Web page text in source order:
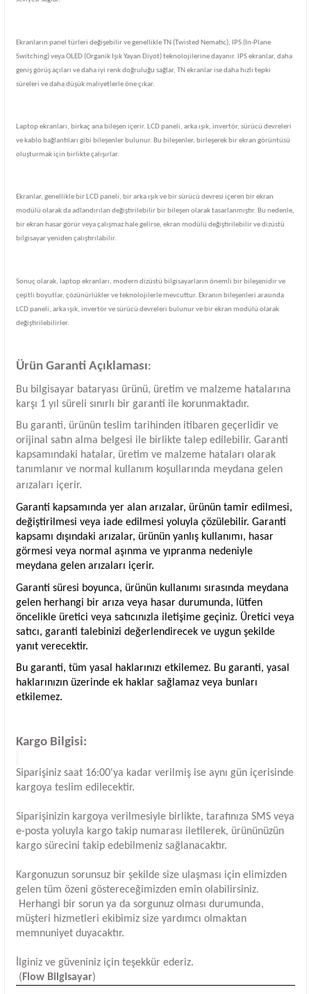
Ekranların panel türleri değişebilir ve genellikle TN (Twisted Nematic), IPS (In-Plane
Switching) veya OLED (Organik Işık Yayan Diyot) teknolojilerine dayanır. IPS ekranlar, daha
geniş görüş açıları ve daha iyi renk doğruluğu sağlar, TN ekranlar ise daha hızlı tepki
süreleri ve daha düşük maliyetlerle öne çıkar.
Laptop ekranları, birkaç ana bileşen içerir. LCD paneli, arka ışık, invertör, sürücü devreleri
ve kablo bağlantıları gibi bileşenler bulunur. Bu bileşenler, birleşerek bir ekran görüntüsü
oluşturmak için birlikte çalışırlar.
Ekranlar, genellikle bir LCD paneli, bir arka ışık ve bir sürücü devresi içeren bir ekran
modülü olarak da adlandırılan değiştirilebilir bir bileşen olarak tasarlanmıştır. Bu nedenle,
bir ekran hasar görür veya çalışmaz hale gelirse, ekran modülü değiştirilebilir ve dizüstü
bilgisayar yeniden çalıştırılabilir.
Sonuç olarak, laptop ekranları, modern dizüstü bilgisayarların önemli bir bileşenidir ve
çeşitli boyutlar, çözünürlükler ve teknolojilerle mevcuttur. Ekranın bileşenleri arasında
LCD paneli, arka ışık, invertör ve sürücü devreleri bulunur ve bir ekran modülü olarak
değiştirilebilirler.
Ürün Garanti Açıklaması:
Bu bilgisayar bataryası ürünü, üretim ve malzeme hatalarına
karşı 1 yıl süreli sınırlı bir garanti ile korunmaktadır.
Bu garanti, ürünün teslim tarihinden itibaren geçerlidir ve
orijinal satın alma belgesi ile birlikte talep edilebilir. Garanti
kapsamındaki hatalar, üretim ve malzeme hataları olarak
tanımlanır ve normal kullanım koşullarında meydana gelen
arızaları içerir.
Garanti kapsamında yer alan arızalar, ürünün tamir edilmesi,
değiştirilmesi veya iade edilmesi yoluyla çözülebilir. Garanti
kapsamı dışındaki arızalar, ürünün yanlış kullanımı, hasar
görmesi veya normal aşınma ve yıpranma nedeniyle
meydana gelen arızaları içerir.
Garanti süresi boyunca, ürünün kullanımı sırasında meydana
gelen herhangi bir arıza veya hasar durumunda, lütfen
öncelikle üretici veya satıcınızla iletişime geçiniz. Üretici veya
satıcı, garanti talebinizi değerlendirecek ve uygun şekilde
yanıt verecektir.
Bu garanti, tüm yasal haklarınızı etkilemez. Bu garanti, yasal
haklarınızın üzerinde ek haklar sağlamaz veya bunları
etkilemez.
Kargo Bilgisi:
Siparişiniz saat 16:00'ya kadar verilmiş ise aynı gün içerisinde
kargoya teslim edilecektir.
Siparişinizin kargoya verilmesiyle birlikte, tarafınıza SMS veya
e-posta yoluyla kargo takip numarası iletilerek, ürününüzün
kargo sürecini takip edebilmeniz sağlanacaktır.
Kargonuzun sorunsuz bir şekilde size ulaşması için elimizden
gelen tüm özeni göstereceğimizden emin olabilirsiniz.
Herhangi bir sorun ya da sorgunuz olması durumunda,
müşteri hizmetleri ekibimiz size yardımcı olmaktan
memnuniyet duyacaktır.
İlginiz ve güveniniz için teşekkür ederiz.
( Flow Bilgisayar)